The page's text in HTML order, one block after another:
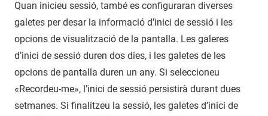
Quan inicieu sessió, també es configuraran diverses
galetes per desar la informació d’inici de sessió i les
opcions de visualització de la pantalla. Les galeres
d’inici de sessió duren dos dies, i les galetes de les
opcions de pantalla duren un any. Si seleccioneu
«Recordeu-me», l’inici de sessió persistirà durant dues
setmanes. Si finalitzeu la sessió, les galetes d’inici de